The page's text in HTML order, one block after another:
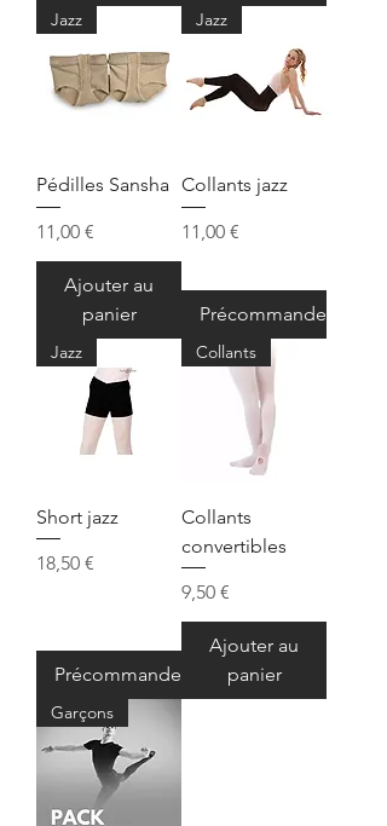
Jazz
Pédilles Sansha
Prix
11,00 €
Ajouter au
panier
Jazz
Collants jazz
Prix
11,00 €
Précommander
Jazz
Short jazz
Prix
18,50 €
Précommander
Collants
Collants
convertibles
Prix
9,50 €
Ajouter au
panier
Garçons